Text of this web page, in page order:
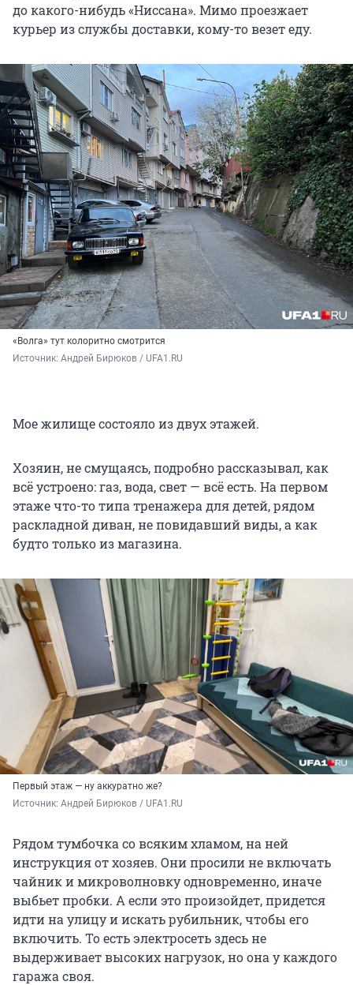
до какого-нибудь «Ниссана». Мимо проезжает
курьер из службы доставки, кому-то везет еду.
«Волга» тут колоритно смотрится
Источник: Андрей Бирюков / UFA1.RU
Мое жилище состояло из двух этажей.
Хозяин, не смущаясь, подробно рассказывал, как
всё устроено: газ, вода, свет — всё есть. На первом
этаже что-то типа тренажера для детей, рядом
раскладной диван, не повидавший виды, а как
будто только из магазина.
Первый этаж — ну аккуратно же?
Источник: Андрей Бирюков / UFA1.RU
Рядом тумбочка со всяким хламом, на ней
инструкция от хозяев. Они просили не включать
чайник и микроволновку одновременно, иначе
выбьет пробки. А если это произойдет, придется
идти на улицу и искать рубильник, чтобы его
включить. То есть электросеть здесь не
выдерживает высоких нагрузок, но она у каждого
гаража своя.